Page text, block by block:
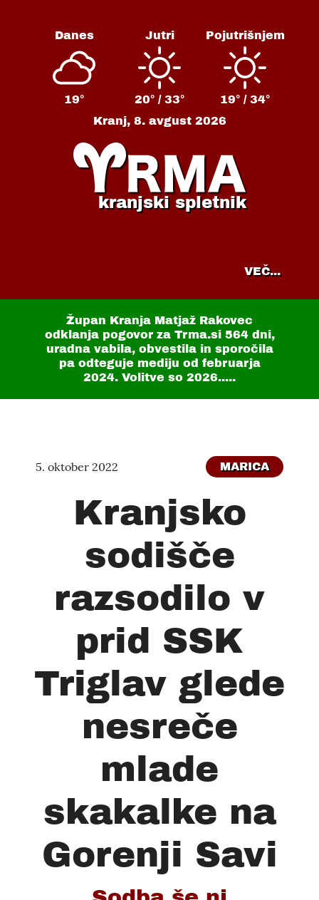
Danes
19°
Jutri
20° / 33°
Pojutrišnjem
19° / 34°
Kranj, 8. avgust 2026
kranjski spletnik
VEČ...
Župan Kranja Matjaž Rakovec
odklanja pogovor za Trma.si 564 dni,
uradna vabila, obvestila in sporočila
pa odteguje mediju od februarja
2024. Volitve so 2026.....
5. oktober 2022 MARICA
Kranjsko
sodišče
razsodilo v
prid SSK
Triglav glede
nesreče
mlade
skakalke na
Gorenji Savi